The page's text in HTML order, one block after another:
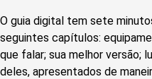
O guia digital tem sete
seguintes capítulos:
que falar; sua melhor versão;
deles, apresentados de